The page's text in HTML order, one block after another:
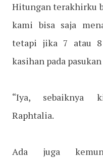
Hitungan terakhirku
kami bisa saja
tetapi jika 7 atau 8
kasihan pada
“Iya, sebaiknya
Raphtalia.
Ada juga